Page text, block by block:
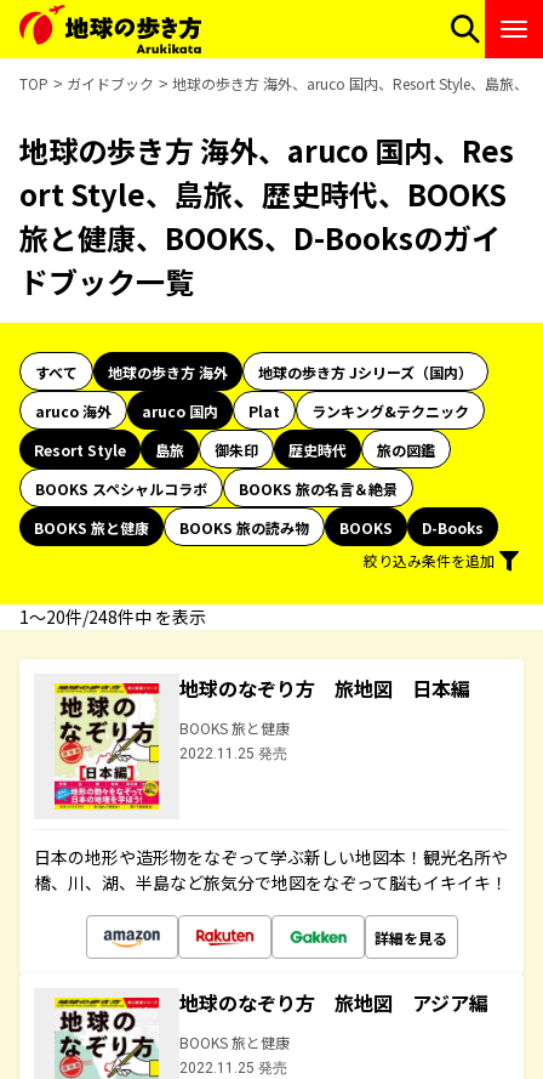
TOP ガイドブック 地球の歩き方 海外、aruco 国内、Resort Style、島旅、
地球の歩き方 海外、aruco 国内、Res
ort Style、島旅、歴史時代、BOOKS
旅と健康、BOOKS、D-Booksのガイ
ドブック一覧
すべて 地球の歩き方 海外
地球の歩き方 Jシリーズ（国内）
aruco 海外
aruco 国内 Plat
ランキング&テクニック
Resort Style
島旅 御朱印 歴史時代
旅の図鑑
BOOKS スペシャルコラボ
BOOKS 旅の名言＆絶景
BOOKS 旅と健康
BOOKS 旅の読み物 BOOKS
D-Books
絞り込み条件を追加
1〜20件/248件中 を表示
地球のなぞり方 旅地図 日本編
BOOKS 旅と健康
2022.11.25 発売
日本の地形や造形物をなぞって学ぶ新しい地図本！観光名所や
橋、川、湖、半島など旅気分で地図をなぞって脳もイキイキ！
詳細を見る
地球のなぞり方 旅地図 アジア編
BOOKS 旅と健康
2022.11.25 発売